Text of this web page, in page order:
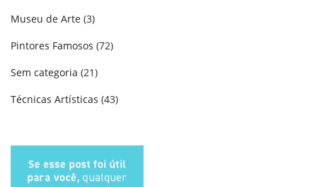
Museu de Arte (3)
Pintores Famosos (72)
Sem categoria (21)
Técnicas Artísticas (43)